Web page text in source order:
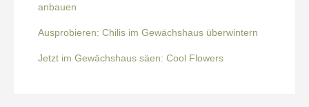
anbauen
Ausprobieren: Chilis im Gewächshaus überwintern
Jetzt im Gewächshaus säen: Cool Flowers